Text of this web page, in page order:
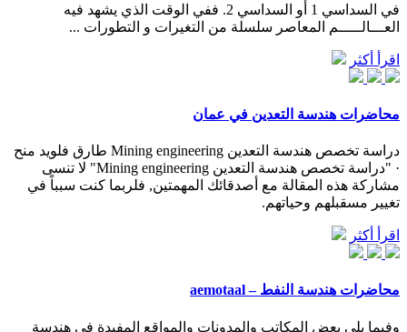
في السداسي 1 أو السداسي 2. ففي الوقت الذي يشهد فيه
العـــالـــــم المعاصر سلسلة من التغيرات و التطورات ...
اقرأ أكثر
محاضرات هندسة التعدين في عمان
دراسة تخصص هندسة التعدين Mining engineering طارق فلويد منح
· "دراسة تخصص هندسة التعدين Mining engineering" لا تنسى
مشاركة هذه المقالة مع أصدقائك المهمتين, فلربما كنت سبباً في
تغيير مسقبلهم وحياتهم.
اقرأ أكثر
محاضرات هندسة النفط – aemotaal
وفيما يلي بعض المكاتب والمدونات والمواقع المفيدة في هندسة